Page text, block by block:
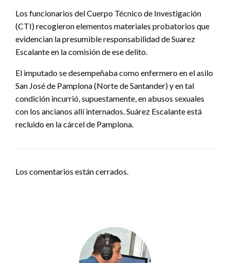
Los funcionarios del Cuerpo Técnico de Investigación
(CTI) recogieron elementos materiales probatorios que
evidencian la presumible responsabilidad de Suarez
Escalante en la comisión de ese delito.
El imputado se desempeñaba como enfermero en el asilo
San José de Pamplona (Norte de Santander) y en tal
condición incurrió, supuestamente, en abusos sexuales
con los ancianos allí internados. Suárez Escalante está
recluido en la cárcel de Pamplona.
Los comentarios están cerrados.